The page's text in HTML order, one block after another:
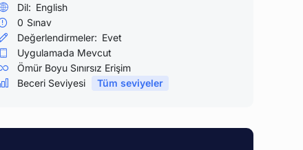
Dil: English
0 Sınav
Değerlendirmeler: Evet
Uygulamada Mevcut
Ömür Boyu Sınırsız Erişim
Beceri Seviyesi
Tüm seviyeler